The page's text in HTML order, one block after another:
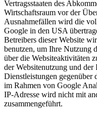
Vertragsstaaten des
Wirtschaftsraum vor der
Ausnahmefällen wird die
Google in den USA
Betreibers dieser Website
benutzen, um Ihre Nutzung
über die Websiteaktivitäten
der Websitenutzung und
Dienstleistungen gegenüber
im Rahmen von Google
IP-Adresse wird nicht mit
zusammengeführt.